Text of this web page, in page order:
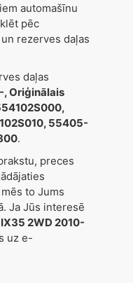
automašīnu
pēc
rezerves daļas
daļas
, Oriģinālais
55405-
.
preces
to Jums
Ja Jūs interesē
2WD 2010-
uz e-